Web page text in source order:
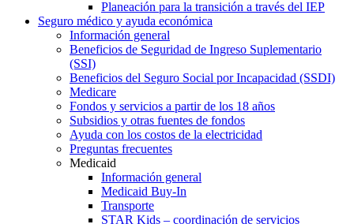
Planeación para la transición a través del IEP
Seguro médico y ayuda económica
Información general
Beneficios de Seguridad de Ingreso Suplementario
(SSI)
Beneficios del Seguro Social por Incapacidad (SSDI)
Medicare
Fondos y servicios a partir de los 18 años
Subsidios y otras fuentes de fondos
Ayuda con los costos de la electricidad
Preguntas frecuentes
Medicaid
Información general
Medicaid Buy-In
Transporte
STAR Kids – coordinación de servicios